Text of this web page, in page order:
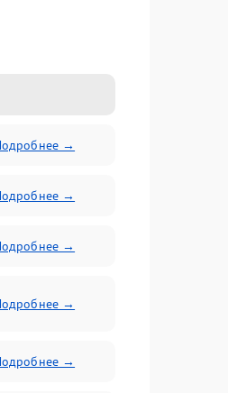
→
→
→
→
→